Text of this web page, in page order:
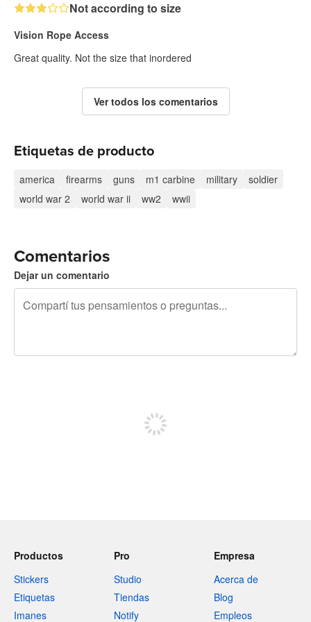
Not according to size
Vision Rope Access
Great quality. Not the size that inordered
Ver todos los comentarios
Etiquetas de producto
america firearms guns m1 carbine military
soldier
world war 2
world war ii ww2 wwii
Comentarios
Dejar un comentario
Productos
Stickers
Etiquetas
Imanes
Pro
Studio
Tiendas
Notify
Empresa
Acerca de
Blog
Empleos